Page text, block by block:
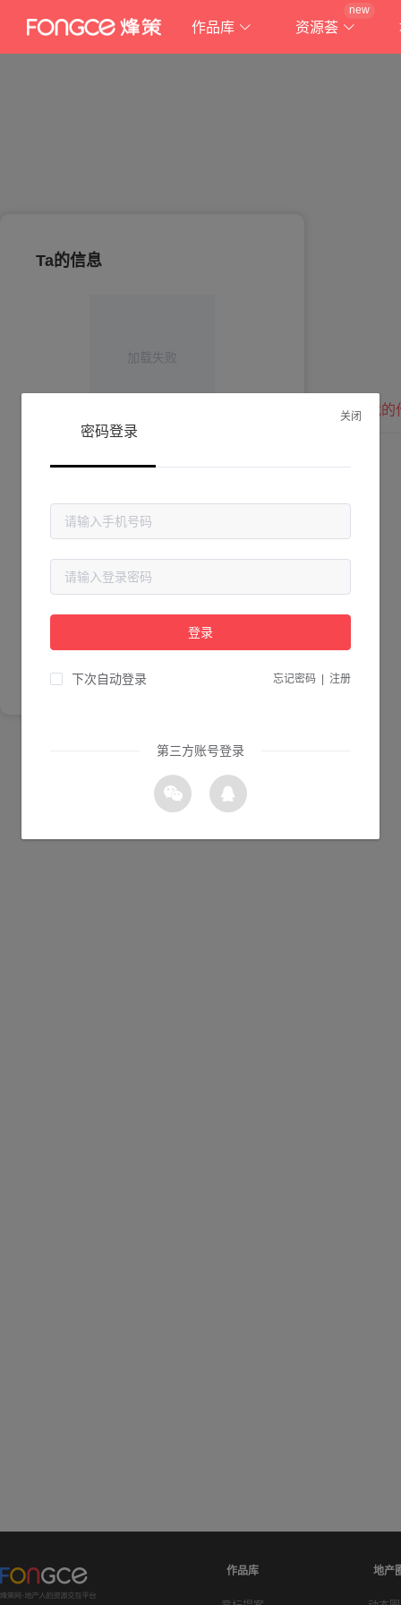
作品库 资源荟
new
Ta的信息
加载失败
作品数 ：
粉丝数 ：
我
作品库 地产
关闭
密码登录
登录
下次自动登录 忘记密码 注册
第三方账号登录